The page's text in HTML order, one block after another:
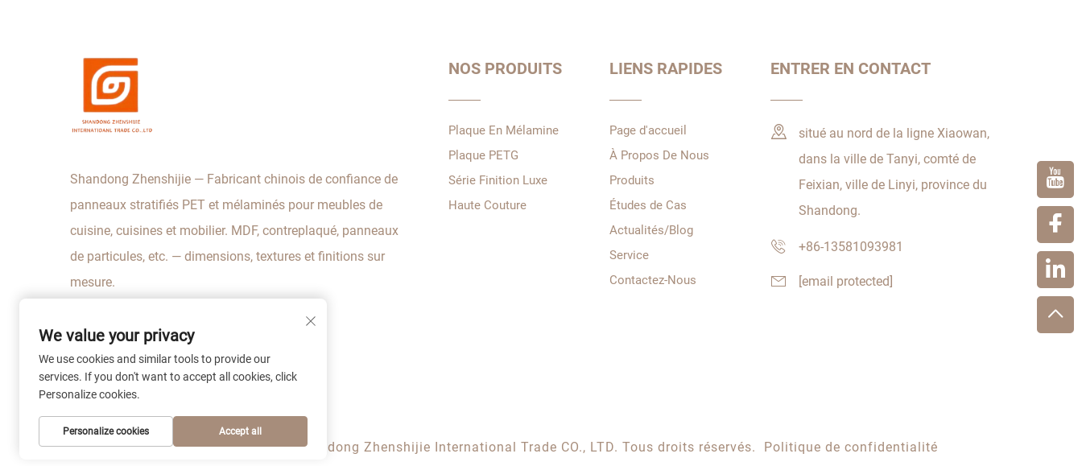
Shandong Zhenshijie — Fabricant chinois de confiance de
panneaux stratifiés PET et mélaminés pour meubles de
cuisine, cuisines et mobilier. MDF, contreplaqué, panneaux
de particules, etc. — dimensions, textures et finitions sur
mesure.
NOS PRODUITS
Plaque En Mélamine
Plaque PETG
Série Finition Luxe
Haute Couture
LIENS RAPIDES
Page d'accueil
À Propos De Nous
Produits
Études de Cas
Actualités/Blog
Service
Contactez-Nous
ENTRER EN CONTACT
situé au nord de la ligne Xiaowan,
dans la ville de Tanyi, comté de
Feixian, ville de Linyi, province du
Shandong.
+86-13581093981
[email protected]
Droits d’auteur © 2026 Shandong Zhenshijie International Trade CO., LTD. Tous droits réservés. Politique de confidentialité
We value your privacy
We use cookies and similar tools to provide our
services. If you don't want to accept all cookies, click
Personalize cookies.
Personalize cookies Accept all